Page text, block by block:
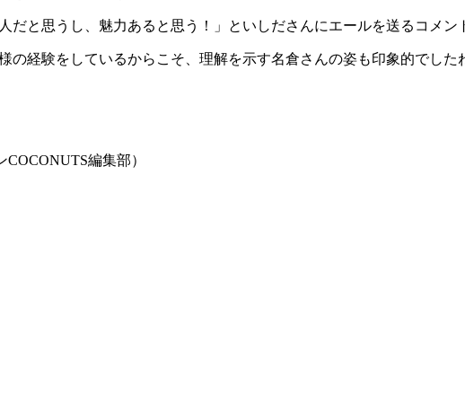
と思うし、魅力あると思う！」といしださんにエールを送るコメン
経験をしているからこそ、理解を示す名倉さんの姿も印象的でした
編集部）